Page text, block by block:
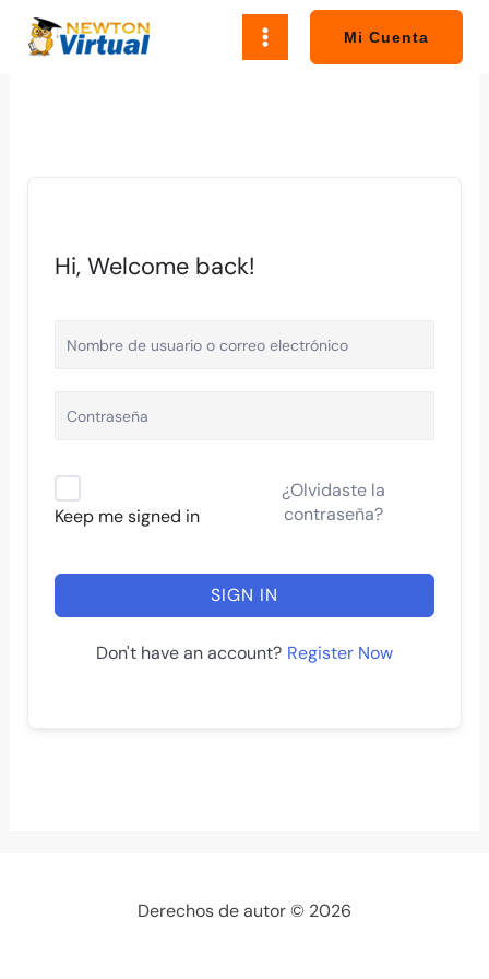
Mi Cuenta
Hi, Welcome back!
Keep me signed in
¿Olvidaste la
contraseña?
SIGN IN
Don't have an account? Register Now
Derechos de autor © 2026